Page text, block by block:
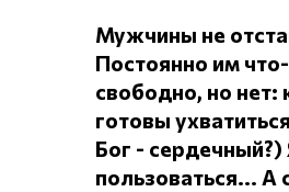
Мужчины не
Постоянно им
свободно, но
готовы
Бог -
пользоваться... А